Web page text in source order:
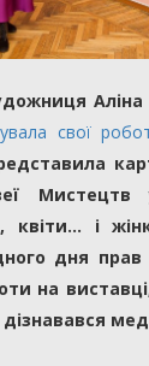
свої
Мистецтв
квіти… і
дня
на